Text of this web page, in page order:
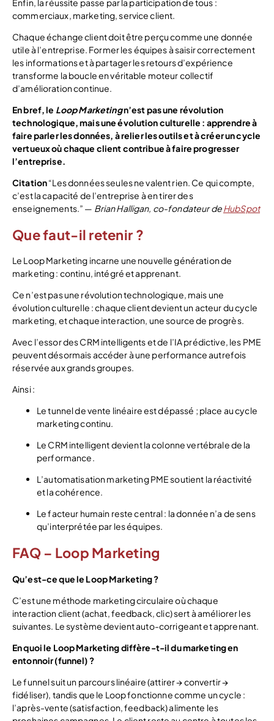
Enfin, la réussite passe par la participation de tous :
commerciaux, marketing, service client.
Chaque échange client doit être perçu comme une donnée
utile à l’entreprise. Former les équipes à saisir correctement
les informations et à partager les retours d’expérience
transforme la boucle en véritable moteur collectif
d’amélioration continue.
En bref, le Loop Marketingn’est pas une révolution
technologique, mais une évolution culturelle : apprendre à
faire parler les données, à relier les outils et à créer un cycle
vertueux où chaque client contribue à faire progresser
l’entreprise.
Citation“Les données seules ne valent rien. Ce qui compte,
c’est la capacité de l’entreprise à en tirer des
enseignements.” — Brian Halligan, co-fondateur deHubSpot
Que faut-il retenir ?
Le Loop Marketing incarne une nouvelle génération de
marketing : continu, intégré et apprenant.
Ce n’est pas une révolution technologique, mais une
évolution culturelle : chaque client devient un acteur du cycle
marketing, et chaque interaction, une source de progrès.
Avec l’essor des CRM intelligents et de l’IA prédictive, les PME
peuvent désormais accéder à une performance autrefois
réservée aux grands groupes.
Ainsi :
Le tunnel de vente linéaire est dépassé ; place au cycle
marketing continu.
Le CRM intelligent devient la colonne vertébrale de la
performance.
L’automatisation marketing PME soutient la réactivité
et la cohérence.
Le facteur humain reste central : la donnée n’a de sens
qu’interprétée par les équipes.
FAQ – Loop Marketing
Qu’est-ce que le Loop Marketing ?
C’est une méthode marketing circulaire où chaque
interaction client (achat, feedback, clic) sert à améliorer les
suivantes. Le système devient auto-corrigeant et apprenant.
En quoi le Loop Marketing diffère-t-il du marketing en
entonnoir (funnel) ?
Le funnel suit un parcours linéaire (attirer → convertir →
fidéliser), tandis que le Loop fonctionne comme un cycle :
l’après-vente (satisfaction, feedback) alimente les